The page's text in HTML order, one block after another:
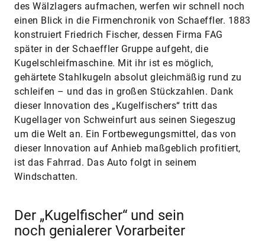
des Wälzlagers aufmachen, werfen wir schnell noch
einen Blick in die Firmenchronik von Schaeffler. 1883
konstruiert Friedrich Fischer, dessen Firma FAG
später in der Schaeffler Gruppe aufgeht, die
Kugelschleifmaschine. Mit ihr ist es möglich,
gehärtete Stahlkugeln absolut gleichmäßig rund zu
schleifen – und das in großen Stückzahlen. Dank
dieser Innovation des „Kugelfischers“ tritt das
Kugellager von Schweinfurt aus seinen Siegeszug
um die Welt an. Ein Fortbewegungsmittel, das von
dieser Innovation auf Anhieb maßgeblich profitiert,
ist das Fahrrad. Das Auto folgt in seinem
Windschatten.
Der „Kugelfischer“ und sein
noch genialerer Vorarbeiter